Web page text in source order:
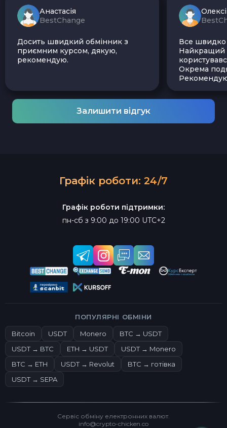
Анастасія
BestChange
Досить швидкий обмінник з
приємним курсом, дякую,
рекомендую.
Все швидко
Найкращий
Окрема
Залишити відгук
Графік роботи: 24/7
Графік роботи підтримки:
пн-сб з 9:00 до 19:00 UTC+2
ПОПУЛЯРНІ ОБМІНИ
Bitcoin USDT Monero
BTC → USDT
USDT → BTC
ETH → USDT
USDT → Monero
BTC → ETH
USDT → Revolut
BTC → готівка
USDT → SEPA
Сервіс обміну електронних валют.
info@crypto-chicken.co